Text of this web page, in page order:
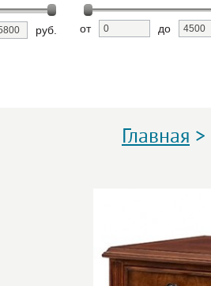
руб. от до
Главная >